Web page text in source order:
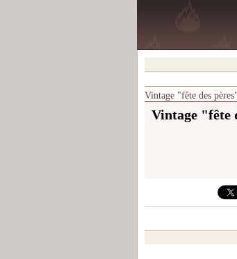
Vintage "fête des pères"
Vintage "fête